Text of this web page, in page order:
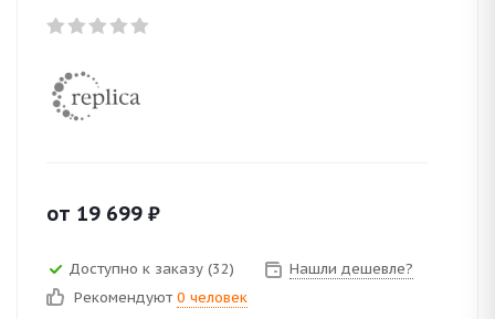
от 19 699 ₽
Доступно к заказу (32)
Нашли дешевле?
Рекомендуют 0 человек